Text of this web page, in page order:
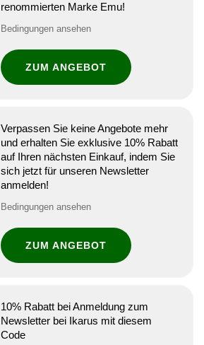
renommierten Marke Emu!
Bedingungen ansehen
ZUM ANGEBOT
Verpassen Sie keine Angebote mehr
und erhalten Sie exklusive 10% Rabatt
auf Ihren nächsten Einkauf, indem Sie
sich jetzt für unseren Newsletter
anmelden!
Bedingungen ansehen
ZUM ANGEBOT
10% Rabatt bei Anmeldung zum
Newsletter bei Ikarus mit diesem
Code